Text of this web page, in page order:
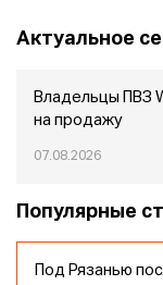
Актуальное
Владельцы ПВЗ
на продажу
07.08.2026
Популярные
Под Рязанью